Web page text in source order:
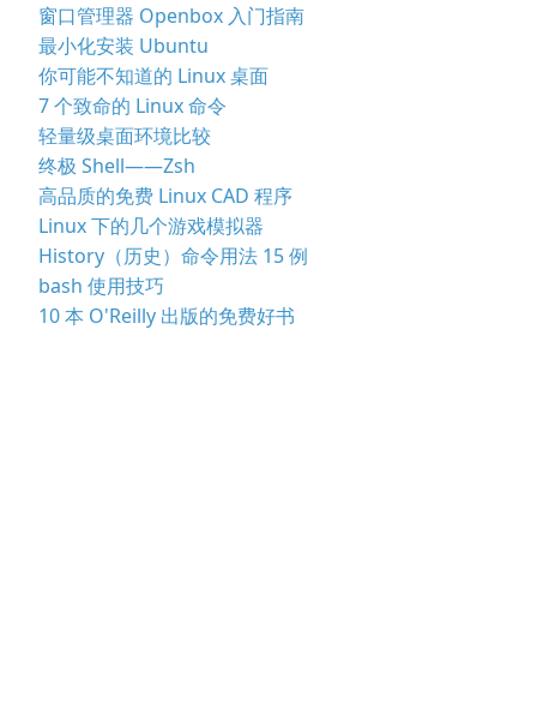
窗口管理器 Openbox 入门指南
最小化安装 Ubuntu
你可能不知道的 Linux 桌面
7 个致命的 Linux 命令
轻量级桌面环境比较
终极 Shell——Zsh
高品质的免费 Linux CAD 程序
Linux 下的几个游戏模拟器
History（历史）命令用法 15 例
bash 使用技巧
10 本 O'Reilly 出版的免费好书